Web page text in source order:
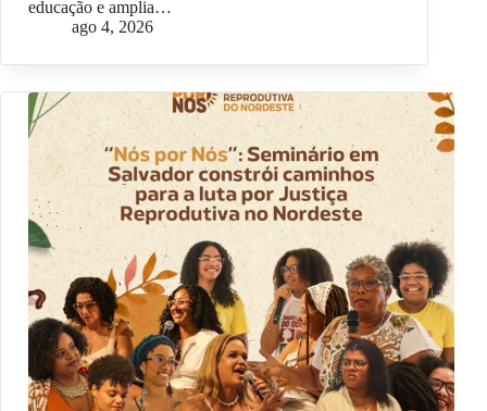
educação e amplia…
ago 4, 2026